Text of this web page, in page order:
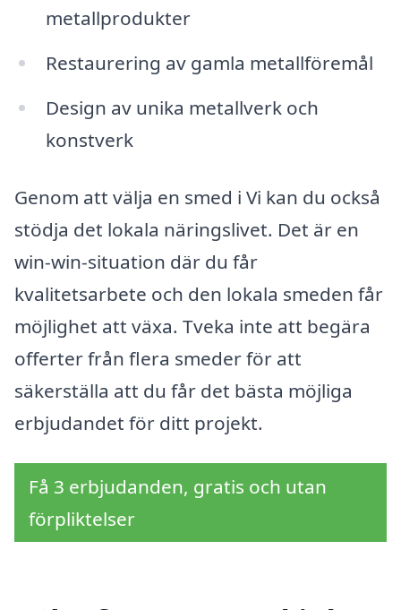
metallprodukter
Restaurering av gamla metallföremål
Design av unika metallverk och
konstverk
Genom att välja en smed i Vi kan du också
stödja det lokala näringslivet. Det är en
win-win-situation där du får
kvalitetsarbete och den lokala smeden får
möjlighet att växa. Tveka inte att begära
offerter från flera smeder för att
säkerställa att du får det bästa möjliga
erbjudandet för ditt projekt.
Få 3 erbjudanden, gratis och utan
förpliktelser